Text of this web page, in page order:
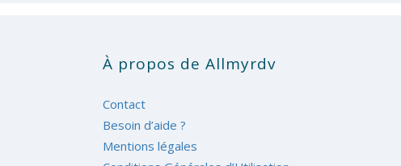
À propos de Allmyrdv
Contact
Besoin d’aide ?
Mentions légales